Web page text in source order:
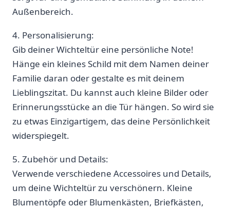
Außenbereich.
4.⁣ Personalisierung:
Gib deiner Wichteltür eine persönliche​ Note!
Hänge ein kleines ​Schild mit dem‍ Namen deiner
Familie daran oder gestalte ⁤es mit deinem
Lieblingszitat. Du kannst auch kleine​ Bilder oder
Erinnerungsstücke ⁤an die Tür hängen. So wird sie
zu etwas Einzigartigem, das⁣ deine Persönlichkeit
widerspiegelt.
5. Zubehör und Details:
Verwende verschiedene Accessoires und Details,
um⁣ deine Wichteltür zu verschönern. Kleine
Blumentöpfe⁣ oder Blumenkästen, ‌Briefkästen,